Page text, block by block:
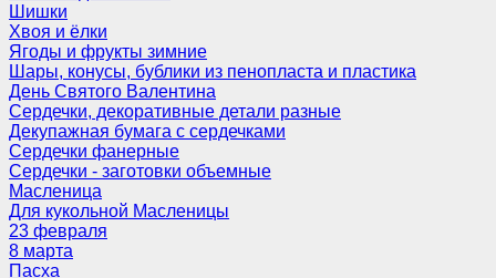
Шишки
Хвоя и ёлки
Ягоды и фрукты зимние
Шары, конусы, бублики из пенопласта и пластика
День Святого Валентина
Сердечки, декоративные детали разные
Декупажная бумага с сердечками
Сердечки фанерные
Сердечки - заготовки объемные
Масленица
Для кукольной Масленицы
23 февраля
8 марта
Пасха